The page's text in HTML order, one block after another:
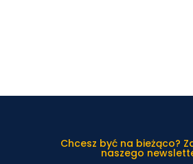
Chcesz być na bieżąco?
naszego